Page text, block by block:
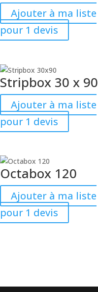
Ajouter à ma liste
pour 1 devis
Stripbox 30 x 90
Ajouter à ma liste
pour 1 devis
Octabox 120
Ajouter à ma liste
pour 1 devis